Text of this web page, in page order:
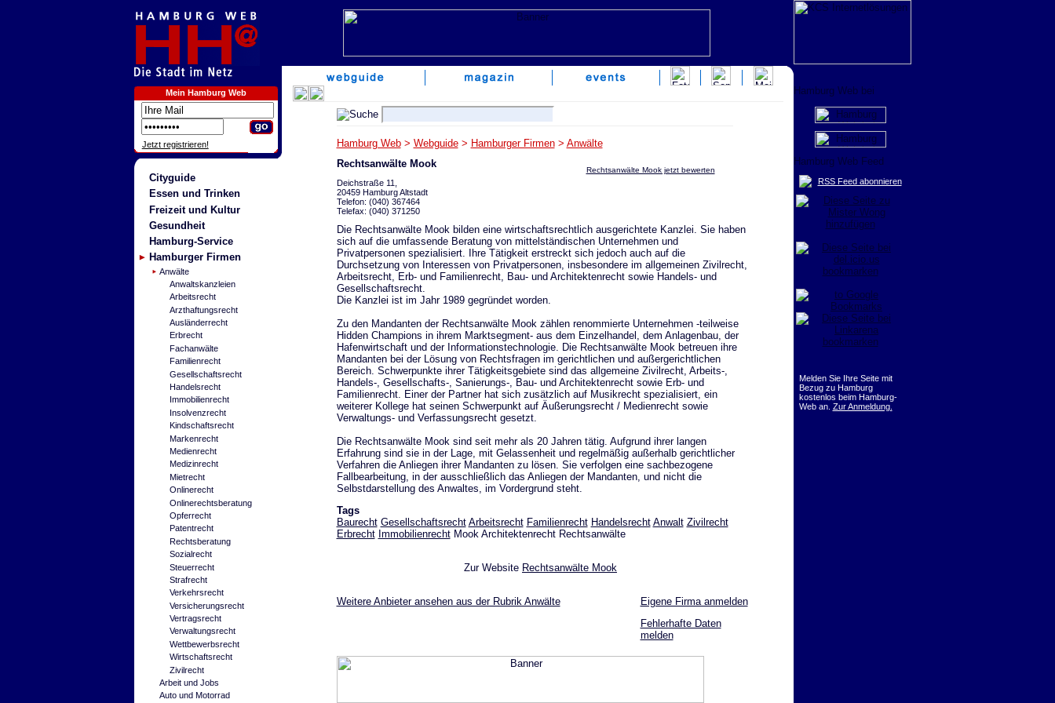
Mein Hamburg Web
Jetzt registrieren!
Cityguide
Essen und Trinken
Freizeit und Kultur
Gesundheit
Hamburg-Service
Hamburger Firmen
Anwälte
Anwaltskanzleien
Arbeitsrecht
Arzthaftungsrecht
Ausländerrecht
Erbrecht
Fachanwälte
Familienrecht
Gesellschaftsrecht
Handelsrecht
Immobilienrecht
Insolvenzrecht
Kindschaftsrecht
Markenrecht
Medienrecht
Medizinrecht
Mietrecht
Onlinerecht
Onlinerechtsberatung
Opferrecht
Patentrecht
Rechtsberatung
Sozialrecht
Steuerrecht
Strafrecht
Verkehrsrecht
Versicherungsrecht
Vertragsrecht
Verwaltungsrecht
Wettbewerbsrecht
Wirtschaftsrecht
Zivilrecht
Arbeit und Jobs
Auto und Motorrad
Hamburg Web> Webguide> Hamburger Firmen> Anwälte
Rechtsanwälte Mook jetzt bewerten
Rechtsanwälte Mook
Deichstraße 11,
20459 Hamburg Altstadt
Telefon: (040) 367464
Telefax: (040) 371250
Die Rechtsanwälte Mook bilden eine wirtschaftsrechtlich ausgerichtete Kanzlei. Sie haben
sich auf die umfassende Beratung von mittelständischen Unternehmen und
Privatpersonen spezialisiert. Ihre Tätigkeit erstreckt sich jedoch auch auf die
Durchsetzung von Interessen von Privatpersonen, insbesondere im allgemeinen Zivilrecht,
Arbeitsrecht, Erb- und Familienrecht, Bau- und Architektenrecht sowie Handels- und
Gesellschaftsrecht.
Die Kanzlei ist im Jahr 1989 gegründet worden.
Zu den Mandanten der Rechtsanwälte Mook zählen renommierte Unternehmen -teilweise
Hidden Champions in ihrem Marktsegment- aus dem Einzelhandel, dem Anlagenbau, der
Hafenwirtschaft und der Informationstechnologie. Die Rechtsanwälte Mook betreuen ihre
Mandanten bei der Lösung von Rechtsfragen im gerichtlichen und außergerichtlichen
Bereich. Schwerpunkte ihrer Tätigkeitsgebiete sind das allgemeine Zivilrecht, Arbeits-,
Handels-, Gesellschafts-, Sanierungs-, Bau- und Architektenrecht sowie Erb- und
Familienrecht. Einer der Partner hat sich zusätzlich auf Musikrecht spezialisiert, ein
weiterer Kollege hat seinen Schwerpunkt auf Äußerungsrecht / Medienrecht sowie
Verwaltungs- und Verfassungsrecht gesetzt.
Die Rechtsanwälte Mook sind seit mehr als 20 Jahren tätig. Aufgrund ihrer langen
Erfahrung sind sie in der Lage, mit Gelassenheit und regelmäßig außerhalb gerichtlicher
Verfahren die Anliegen ihrer Mandanten zu lösen. Sie verfolgen eine sachbezogene
Fallbearbeitung, in der ausschließlich das Anliegen der Mandanten, und nicht die
Selbstdarstellung des Anwaltes, im Vordergrund steht.
Tags
Baurecht Gesellschaftsrecht Arbeitsrecht Familienrecht Handelsrecht Anwalt Zivilrecht
Erbrecht ImmobilienrechtMook Architektenrecht Rechtsanwälte
Zur Website Rechtsanwälte Mook
Weitere Anbieter ansehen aus der Rubrik Anwälte
Eigene Firma anmelden
Fehlerhafte Daten
melden
RSS Feed abonnieren
Melden Sie Ihre Seite mit
Bezug zu Hamburg
kostenlos beim Hamburg-
Web an. Zur Anmeldung.